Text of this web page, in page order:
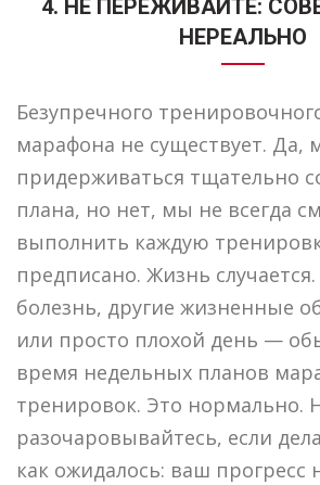
4. НЕ ПЕРЕЖИВАЙТЕ:
НЕРЕАЛЬНО
Безупречного
марафона не существует. Да,
придерживаться тщательно
плана, но нет, мы не всегда
выполнить каждую
предписано. Жизнь
болезнь, другие жизненные
или просто плохой день —
время недельных планов
тренировок. Это нормально.
разочаровывайтесь, если
как ожидалось: ваш прогресс